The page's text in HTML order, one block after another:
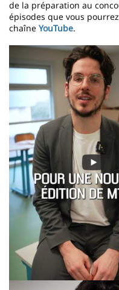
de la préparation au
épisodes que vous
chaîne YouTube.
Image